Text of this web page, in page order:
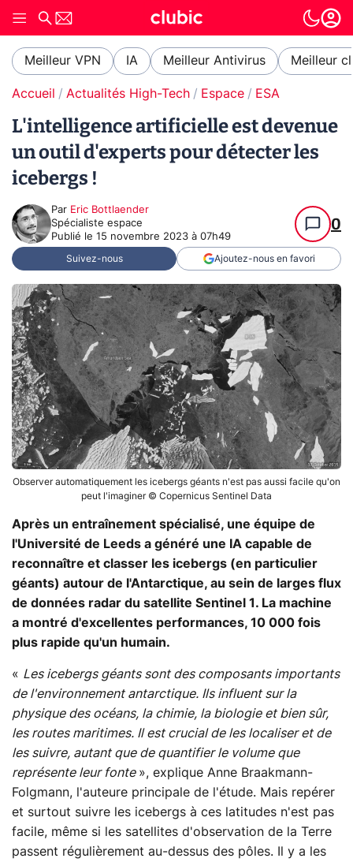
Meilleur VPN IA Meilleur Antivirus Meilleur
Accueil Actualités High-Tech Espace ESA
L'intelligence artificielle est devenue
un outil d'experts pour détecter les
icebergs !
Par Eric Bottlaender
Spécialiste espace
Publié le 15 novembre 2023 à 07h49
0
Suivez-nous Ajoutez-nous en favori
Observer automatiquement les icebergs géants n'est pas aussi facile qu'on
peut l'imaginer © Copernicus Sentinel Data
Après un entraînement spécialisé, une équipe de
l'Université de Leeds a généré une IA capable de
reconnaître et classer les icebergs (en particulier
géants) autour de l'Antarctique, au sein de larges flux
de données radar du satellite Sentinel 1. La machine
a montré d'excellentes performances, 10 000 fois
plus rapide qu'un humain.
« Les icebergs géants sont des composants importants
de l'environnement antarctique. Ils influent sur la
physique des océans, la chimie, la biologie et bien sûr,
les routes maritimes. Il est crucial de les localiser et de
les suivre, autant que de quantifier le volume que
représente leur fonte », explique Anne Braakmann-
Folgmann, l'auteure principale de l'étude. Mais repérer
et surtout suivre les icebergs à ces latitudes n'est pas
facile, même si les satellites d'observation de la Terre
passent régulièrement au-dessus des pôles. Il y a les